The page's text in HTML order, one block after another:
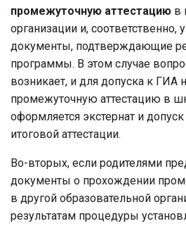
промежуточную аттестацию в
организации и, соответственно,
документы, подтверждающие
программы. В этом случае
возникает, и для допуска к ГИА
промежуточную аттестацию в
оформляется экстернат и
итоговой аттестации.
Во-вторых, если родителями
документы о прохождении
в другой образовательной
результатам процедуры